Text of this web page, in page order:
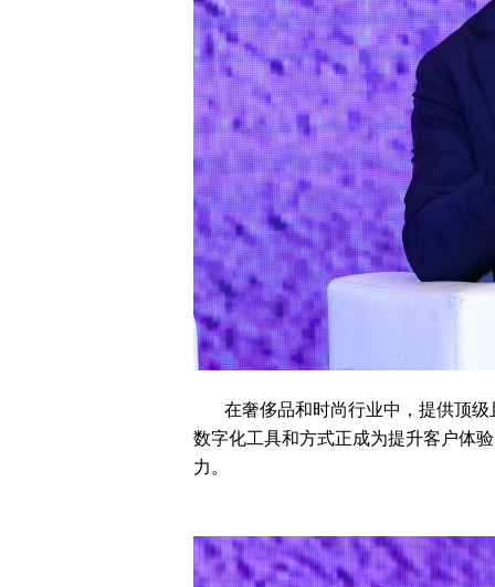
在奢侈品和时尚行业中，提供顶
数字化工具和方式正成为提升客户体
力。